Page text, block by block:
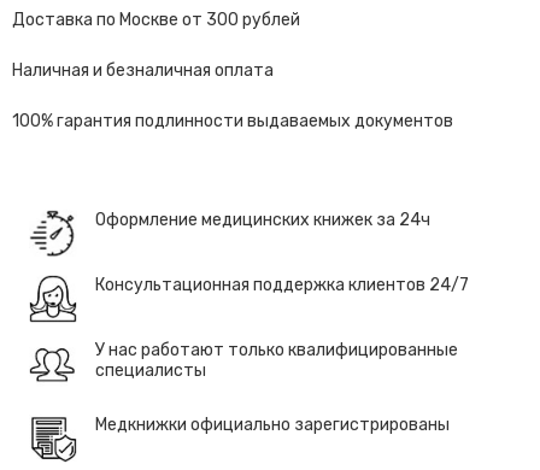
Доставка по Москве от 300 рублей
Наличная и безналичная оплата
100% гарантия подлинности выдаваемых документов
Оформление медицинских книжек за 24ч
Консультационная поддержка клиентов 24/7
У нас работают только квалифицированные
специалисты
Медкнижки официально зарегистрированы